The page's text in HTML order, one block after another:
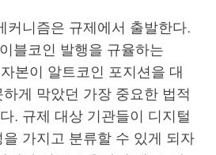
커니즘은 규제에서 출발한다.
블코인 발행을 규율하는
본이 알트코인 포지션을 대
게 막았던 가장 중요한 법적
. 규제 대상 기관들이 디지털
가지고 분류할 수 있게 되자